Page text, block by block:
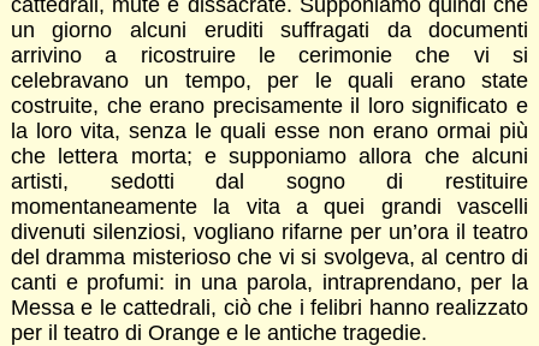
un giorno alcuni eruditi suffragati da documenti
arrivino a ricostruire le cerimonie che vi si
celebravano un tempo, per le quali erano state
costruite, che erano precisamente il loro significato e
la loro vita, senza le quali esse non erano ormai più
che lettera morta; e supponiamo allora che alcuni
artisti, sedotti dal sogno di restituire
momentaneamente la vita a quei grandi vascelli
divenuti silenziosi, vogliano rifarne per un’ora il teatro
del dramma misterioso che vi si svolgeva, al centro di
canti e profumi: in una parola, intraprendano, per la
Messa e le cattedrali, ciò che i felibri hanno realizzato
per il teatro di Orange e le antiche tragedie.